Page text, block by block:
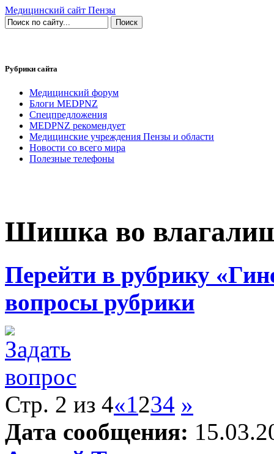
Медицинский сайт Пензы
Рубрики сайта
Медицинский форум
Блоги MEDPNZ
Спецпредложения
MEDPNZ рекомендует
Медицинские учреждения Пензы и области
Новости со всего мира
Полезные телефоны
Шишка во
Перейти в рубрику
вопросы рубрики
Стр. 2 из 4«1234 »
Дата сообщения: